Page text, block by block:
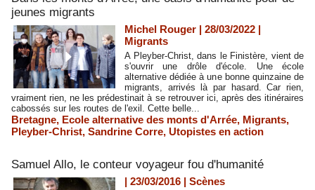
jeunes migrants
Michel Rouger | 28/03/2022 |
Migrants
A Pleyber-Christ, dans le Finistère, vient de
s'ouvrir une drôle d'école. Une école
alternative dédiée à une bonne quinzaine de
migrants, arrivés là par hasard. Car rien,
vraiment rien, ne les prédestinait à se retrouver ici, après des itinéraires
cabossés sur les routes de l'exil. Cette belle...
Bretagne, Ecole alternative des monts d'Arrée, Migrants,
Pleyber-Christ, Sandrine Corre, Utopistes en action
Samuel Allo, le conteur voyageur fou d'humanité
| 23/03/2016 | Scènes